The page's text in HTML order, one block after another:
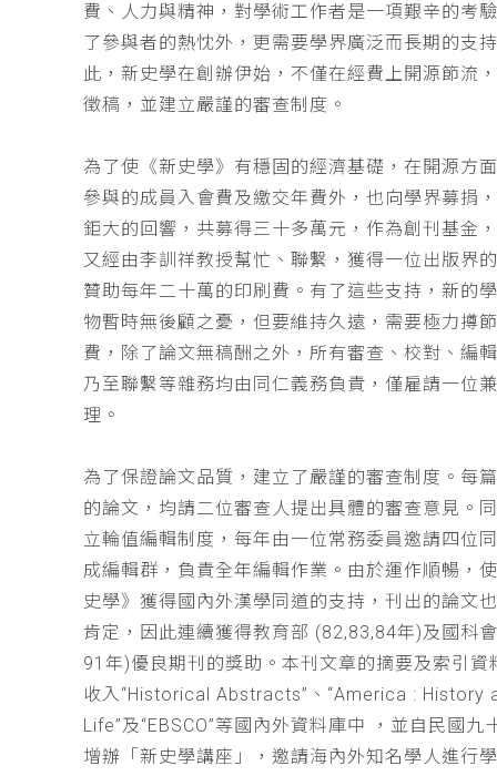
費、人力與精神，對學術工作者是一項艱辛的考
了參與者的熱忱外，更需要學界廣泛而長期的支
此，新史學在創辦伊始，不僅在經費上開源節流
徵稿，並建立嚴謹的審查制度。
為了使《新史學》有穩固的經濟基礎，在開源方
參與的成員入會費及繳交年費外，也向學界募捐
鉅大的回響，共募得三十多萬元，作為創刊基金
又經由李訓祥教授幫忙、聯繫，獲得一位出版界
贊助每年二十萬的印刷費。有了這些支持，新的
物暫時無後顧之憂，但要維持久遠，需要極力撙
費，除了論文無稿酬之外，所有審查、校對、編
乃至聯繫等雜務均由同仁義務負責，僅雇請一位
理。
為了保證論文品質，建立了嚴謹的審查制度。每
的論文，均請二位審查人提出具體的審查意見。
立輪值編輯制度，每年由一位常務委員邀請四位
成編輯群，負責全年編輯作業。由於運作順暢，
史學》獲得國內外漢學同道的支持，刊出的論文
肯定，因此連續獲得教育部 (82,83,84年)及國科
91年)優良期刊的獎助。本刊文章的摘要及索引資
收入“Historical Abstracts”、“America : History
Life”及“EBSCO”等國內外資料庫中 ，並自民國九
增辦「新史學講座」，邀請海內外知名學人進行